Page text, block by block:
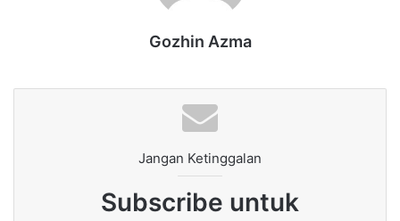
Gozhin Azma
Jangan Ketinggalan
Subscribe untuk